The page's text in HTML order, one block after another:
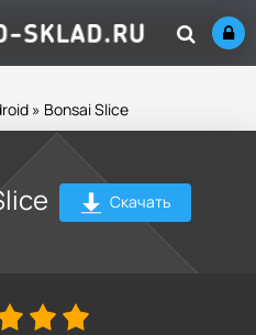
» Bonsai Slice
Скачать